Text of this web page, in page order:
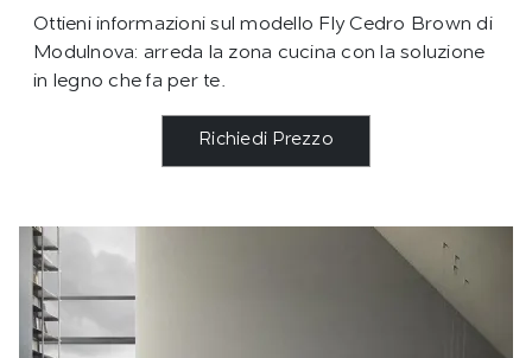
Ottieni informazioni sul modello Fly Cedro Brown di
Modulnova: arreda la zona cucina con la soluzione
in legno che fa per te.
Richiedi Prezzo